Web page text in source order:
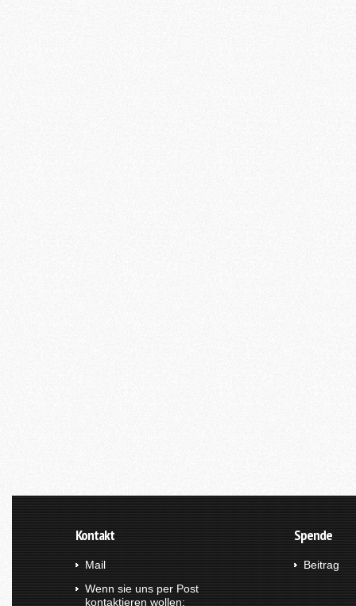
Kontakt
Mail
Wenn sie uns per Post
kontaktieren wollen:
Spende
Beitrag